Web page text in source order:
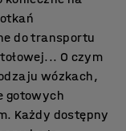
do transportu
O czym
wózkach,
gotowych
Każdy dostępny